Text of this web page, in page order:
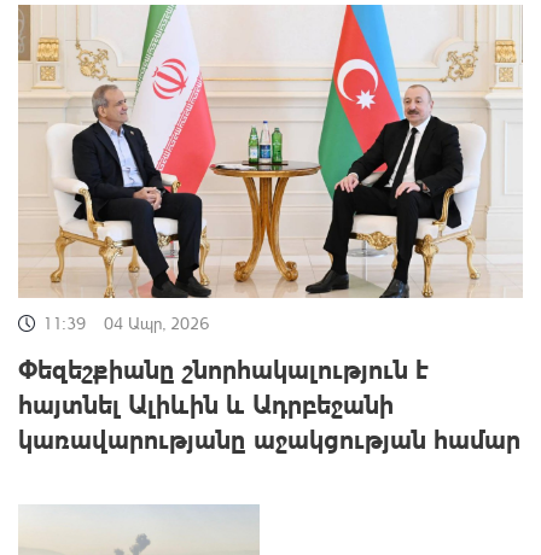
11:39 04 Ապր, 2026
Փեզեշքիանը շնորհակալություն է
հայտնել Ալիևին և Ադրբեջանի
կառավարությանը աջակցության համար